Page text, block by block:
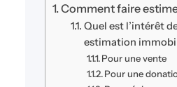
Comment faire
Quel est l’intérêt
estimation
Pour une vente
Pour une